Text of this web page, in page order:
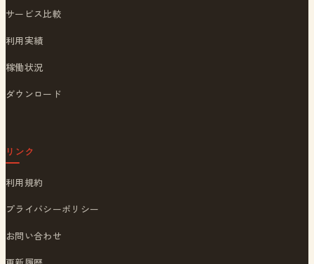
サービス比較
利用実績
稼働状況
ダウンロード
リンク
利用規約
プライバシーポリシー
お問い合わせ